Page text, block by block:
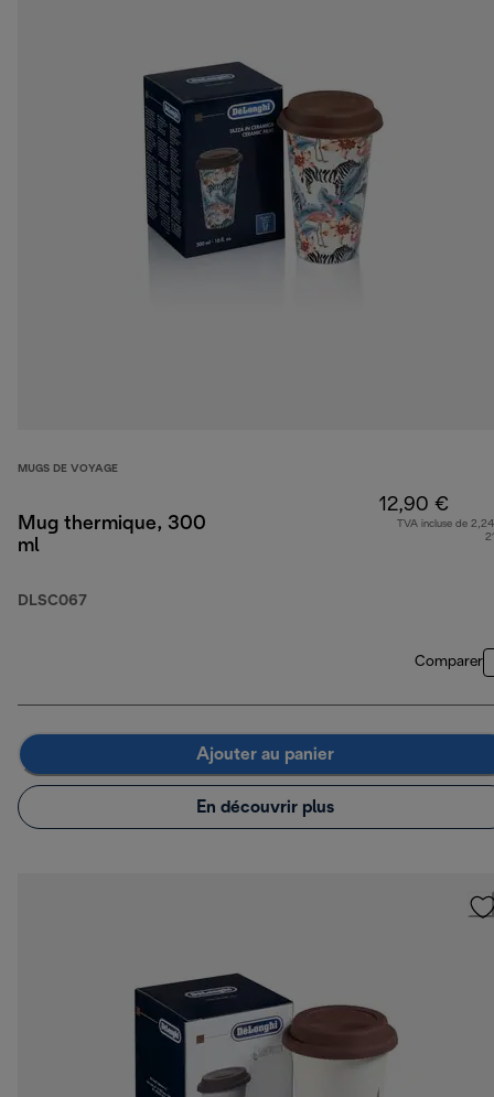
MUGS DE VOYAGE
Mug thermique, 300
ml
DLSC067
12,90 €
TVA incluse de
Comparer
Ajouter au panier
En découvrir plus